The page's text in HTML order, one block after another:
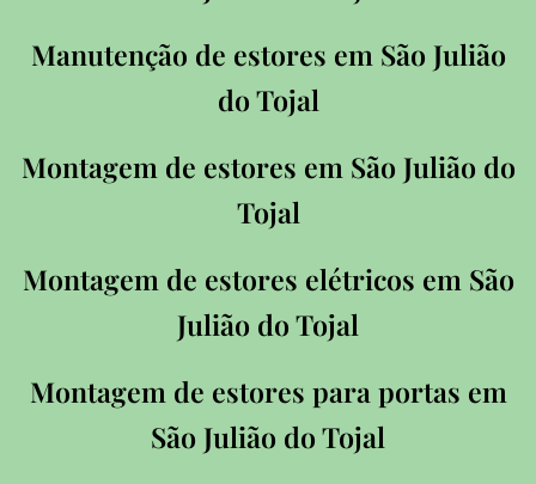
Manutenção de estores em São Julião
do Tojal
Montagem de estores em São Julião do
Tojal
Montagem de estores elétricos em São
Julião do Tojal
Montagem de estores para portas em
São Julião do Tojal